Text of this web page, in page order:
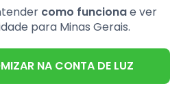
como funcionae ver
para Minas Gerais.
NA CONTA DE LUZ